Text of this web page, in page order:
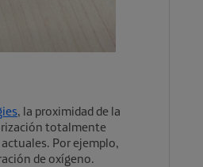
, la proximidad de la
totalmente
Por ejemplo,
de oxígeno.